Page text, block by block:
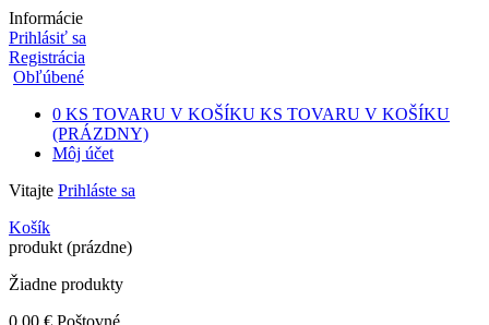
Informácie
Prihlásiť sa
Registrácia
Obľúbené
0 KS TOVARU V KOŠÍKU KS TOVARU V KOŠÍKU
(PRÁZDNY)
Môj účet
Vitajte Prihláste sa
Košík
produkt (prázdne)
Žiadne produkty
0,00 € Poštovné